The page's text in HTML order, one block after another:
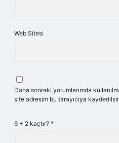
Web Sitesi
Daha sonraki yorumlarımda
site adresim bu tarayıcıya
6 + 2 kaçtır? *